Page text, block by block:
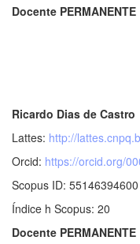
Docente PERMANENTE
Ricardo Dias de Castro
Lattes: http://
Orcid: https://orcid.org/
Scopus ID: 55146394600
Índice h Scopus: 20
Docente PERMANENTE